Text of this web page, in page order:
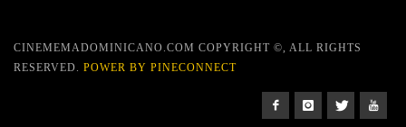
CINEMEMADOMINICANO.COM COPYRIGHT ©, ALL RIGHTS
RESERVED. POWER BY PINECONNECT